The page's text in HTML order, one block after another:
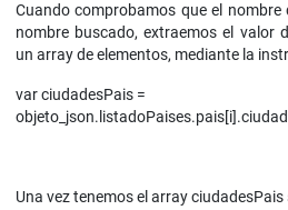
Cuando comprobamos que el nombre
nombre buscado, extraemos el valor
un array de elementos, mediante la
var ciudadesPais =
Una vez tenemos el array